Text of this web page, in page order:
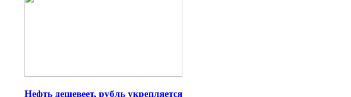
Нефть дешевеет, рубль укрепляется